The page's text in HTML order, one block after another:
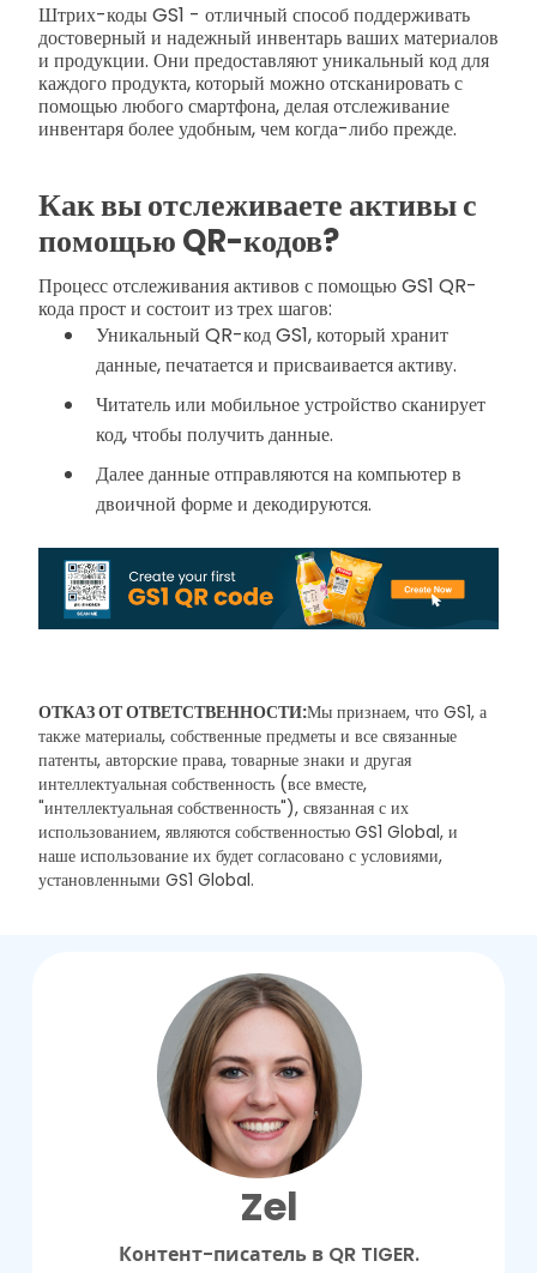
Штрих-коды GS1 - отличный способ поддерживать
достоверный и надежный инвентарь ваших материалов
и продукции. Они предоставляют уникальный код для
каждого продукта, который можно отсканировать с
помощью любого смартфона, делая отслеживание
инвентаря более удобным, чем когда-либо прежде.
Как вы отслеживаете активы с
помощью QR-кодов?
Процесс отслеживания активов с помощью GS1 QR-
кода прост и состоит из трех шагов:
Уникальный QR-код GS1, который хранит
данные, печатается и присваивается активу.
Читатель или мобильное устройство сканирует
код, чтобы получить данные.
Далее данные отправляются на компьютер в
двоичной форме и декодируются.
ОТКАЗ ОТ ОТВЕТСТВЕННОСТИ:Мы признаем, что GS1, а
также материалы, собственные предметы и все связанные
патенты, авторские права, товарные знаки и другая
интеллектуальная собственность (все вместе,
"интеллектуальная собственность"), связанная с их
использованием, являются собственностью GS1 Global, и
наше использование их будет согласовано с условиями,
установленными GS1 Global.
Zel
Контент-писатель в QR TIGER.